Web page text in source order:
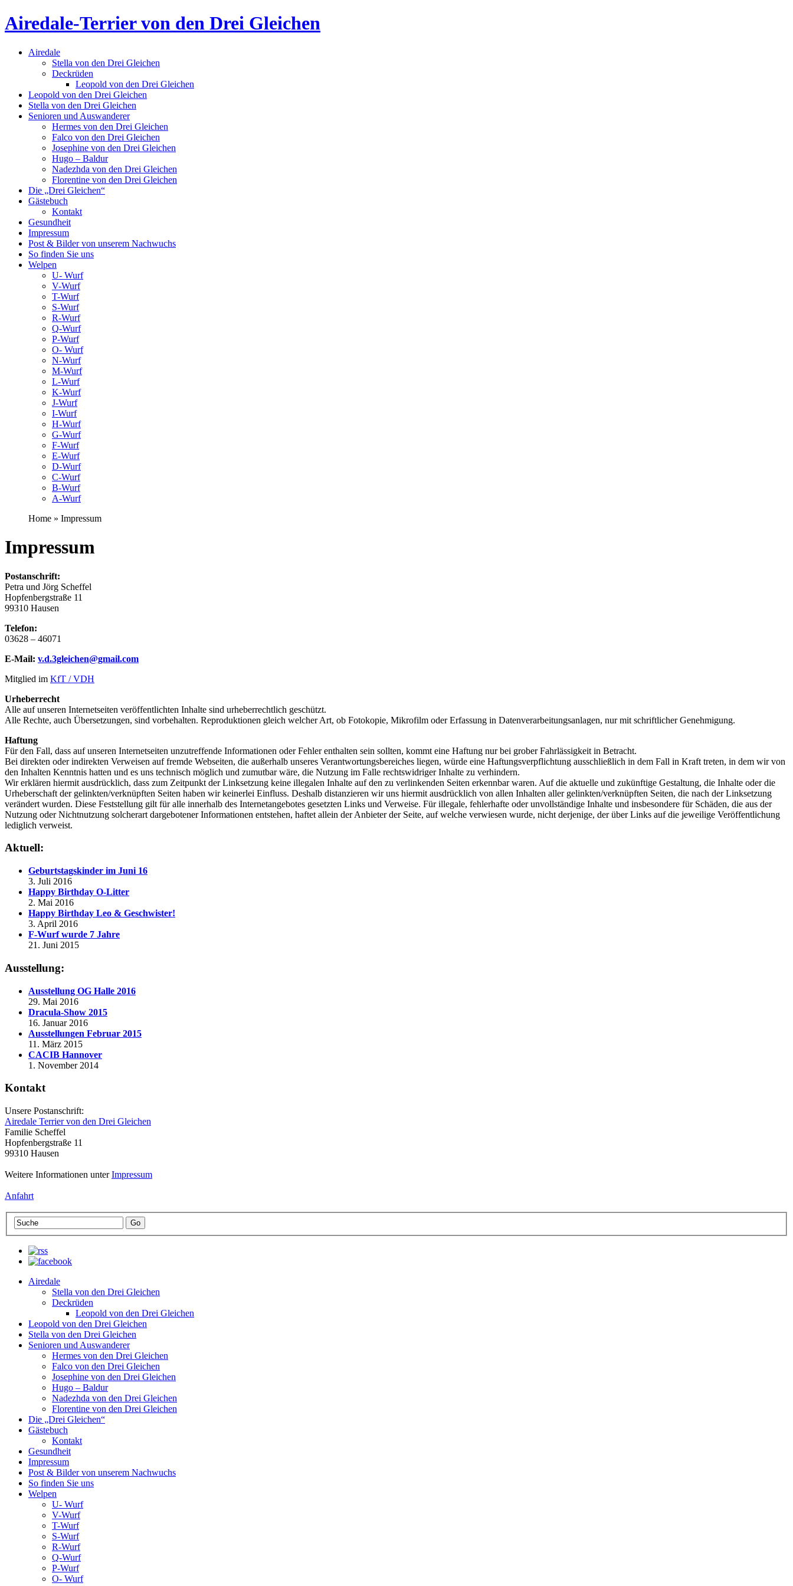
Airedale-Terrier von den Drei Gleichen
Airedale
Stella von den Drei Gleichen
Deckrüden
Leopold von den Drei Gleichen
Leopold von den Drei Gleichen
Stella von den Drei Gleichen
Senioren und Auswanderer
Hermes von den Drei Gleichen
Falco von den Drei Gleichen
Josephine von den Drei Gleichen
Hugo – Baldur
Nadezhda von den Drei Gleichen
Florentine von den Drei Gleichen
Die „Drei Gleichen“
Gästebuch
Kontakt
Gesundheit
Impressum
Post & Bilder von unserem Nachwuchs
So finden Sie uns
Welpen
U- Wurf
V-Wurf
T-Wurf
S-Wurf
R-Wurf
Q-Wurf
P-Wurf
O- Wurf
N-Wurf
M-Wurf
L-Wurf
K-Wurf
J-Wurf
I-Wurf
H-Wurf
G-Wurf
F-Wurf
E-Wurf
D-Wurf
C-Wurf
B-Wurf
A-Wurf
Home » Impressum
Impressum
Postanschrift:
Petra und Jörg Scheffel
Hopfenbergstraße 11
99310 Hausen
Telefon:
03628 – 46071
E-Mail: v.d.3gleichen@gmail.com
Mitglied im KfT / VDH
Urheberrecht
Alle auf unseren Internetseiten veröffentlichten Inhalte sind urheberrechtlich geschützt.
Alle Rechte, auch Übersetzungen, sind vorbehalten. Reproduktionen gleich welcher Art, ob Fotokopie, Mikrofilm oder Erfassung in Datenverarbeitungsanlagen, nur mit schriftlicher Genehmigung.
Haftung
Für den Fall, dass auf unseren Internetseiten unzutreffende Informationen oder Fehler enthalten sein sollten, kommt eine Haftung nur bei grober Fahrlässigkeit in Betracht.
Bei direkten oder indirekten Verweisen auf fremde Webseiten, die außerhalb unseres Verantwortungsbereiches liegen, würde eine Haftungsverpflichtung ausschließlich in dem Fall in Kraft treten, in dem wir von
den Inhalten Kenntnis hatten und es uns technisch möglich und zumutbar wäre, die Nutzung im Falle rechtswidriger Inhalte zu verhindern.
Wir erklären hiermit ausdrücklich, dass zum Zeitpunkt der Linksetzung keine illegalen Inhalte auf den zu verlinkenden Seiten erkennbar waren. Auf die aktuelle und zukünftige Gestaltung, die Inhalte oder die
Urheberschaft der gelinkten/verknüpften Seiten haben wir keinerlei Einfluss. Deshalb distanzieren wir uns hiermit ausdrücklich von allen Inhalten aller gelinkten/verknüpften Seiten, die nach der Linksetzung
verändert wurden. Diese Feststellung gilt für alle innerhalb des Internetangebotes gesetzten Links und Verweise. Für illegale, fehlerhafte oder unvollständige Inhalte und insbesondere für Schäden, die aus der
Nutzung oder Nichtnutzung solcherart dargebotener Informationen entstehen, haftet allein der Anbieter der Seite, auf welche verwiesen wurde, nicht derjenige, der über Links auf die jeweilige Veröffentlichung
lediglich verweist.
Aktuell:
Geburtstagskinder im Juni 16
3. Juli 2016
Happy Birthday O-Litter
2. Mai 2016
Happy Birthday Leo & Geschwister!
3. April 2016
F-Wurf wurde 7 Jahre
21. Juni 2015
Ausstellung:
Ausstellung OG Halle 2016
29. Mai 2016
Dracula-Show 2015
16. Januar 2016
Ausstellungen Februar 2015
11. März 2015
CACIB Hannover
1. November 2014
Kontakt
Unsere Postanschrift:
Airedale Terrier von den Drei Gleichen
Familie Scheffel
Hopfenbergstraße 11
99310 Hausen
Weitere Informationen unterImpressum
Anfahrt
Airedale
Stella von den Drei Gleichen
Deckrüden
Leopold von den Drei Gleichen
Leopold von den Drei Gleichen
Stella von den Drei Gleichen
Senioren und Auswanderer
Hermes von den Drei Gleichen
Falco von den Drei Gleichen
Josephine von den Drei Gleichen
Hugo – Baldur
Nadezhda von den Drei Gleichen
Florentine von den Drei Gleichen
Die „Drei Gleichen“
Gästebuch
Kontakt
Gesundheit
Impressum
Post & Bilder von unserem Nachwuchs
So finden Sie uns
Welpen
U- Wurf
V-Wurf
T-Wurf
S-Wurf
R-Wurf
Q-Wurf
P-Wurf
O- Wurf